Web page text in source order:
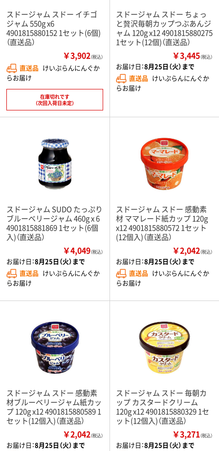
スドージャム スドー イチゴ
ジャム 550g x6
4901815880152 1セット(6個)
（直送品）
￥3,902（税込）
直送品 けいぷらんにんぐか
らお届け
在庫切れです
（次回入荷日未定）
スドージャム スドー ちょっ
と贅沢毎朝カップつぶあんジ
ャム 120g x12 4901815880275
1セット(12個)（直送品）
￥3,445（税込）
お届け日：8月25日（火）まで
直送品 けいぷらんにんぐか
らお届け
スドージャム SUDO たっぷり
ブルーベリージャム 460g x 6
4901815881869 1セット(6個
入)（直送品）
￥4,049（税込）
お届け日：8月25日（火）まで
直送品 けいぷらんにんぐか
らお届け
スドージャム スドー 感動素
材 ママレード紙カップ 120g
x12 4901815880572 1セット
(12個入)（直送品）
￥2,042（税込）
お届け日：8月25日（火）まで
直送品 けいぷらんにんぐか
らお届け
スドージャム スドー 感動素
材ブルーベリージャム紙カッ
プ 120g x12 4901815880589 1
セット(12個入)（直送品）
￥2,042（税込）
お届け日：8月25日（火）まで
スドージャム スドー 毎朝カ
ップ カスタードクリーム
120g x12 4901815880329 1セ
ット(12個入)（直送品）
￥3,271（税込）
お届け日：8月25日（火）まで